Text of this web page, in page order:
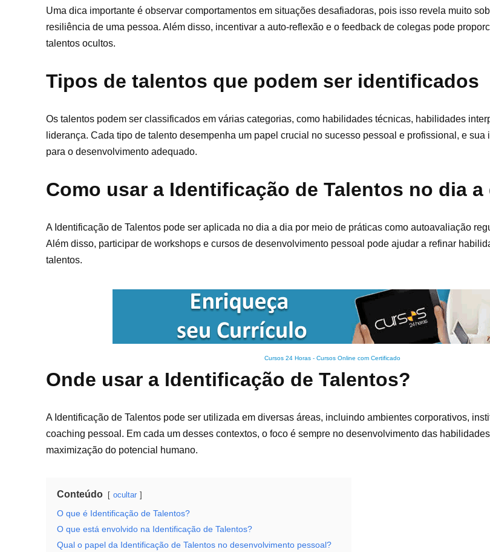
Uma dica importante é observar comportamentos em situações desafiadoras, pois isso revela muito
resiliência de uma pessoa. Além disso, incentivar a auto-reflexão e o feedback de colegas pode
talentos ocultos.
Tipos de talentos que podem ser identificados
Os talentos podem ser classificados em várias categorias, como habilidades técnicas, habilidades
liderança. Cada tipo de talento desempenha um papel crucial no sucesso pessoal e profissional, e sua
para o desenvolvimento adequado.
Como usar a Identificação de Talentos no dia a
A Identificação de Talentos pode ser aplicada no dia a dia por meio de práticas como autoavaliação
Além disso, participar de workshops e cursos de desenvolvimento pessoal pode ajudar a refinar
talentos.
Cursos 24 Horas - Cursos Online com Certificado
Onde usar a Identificação de Talentos?
A Identificação de Talentos pode ser utilizada em diversas áreas, incluindo ambientes corporativos,
coaching pessoal. Em cada um desses contextos, o foco é sempre no desenvolvimento das
maximização do potencial humano.
Conteúdo ocultar
O que é Identificação de Talentos?
O que está envolvido na Identificação de Talentos?
Qual o papel da Identificação de Talentos no desenvolvimento pessoal?